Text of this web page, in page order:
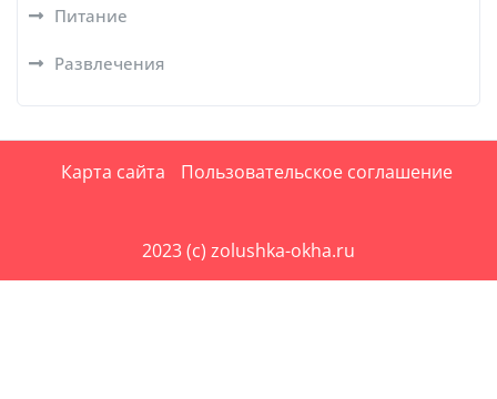
Питание
Развлечения
Карта сайта Пользовательское соглашение
2023 (c) zolushka-okha.ru